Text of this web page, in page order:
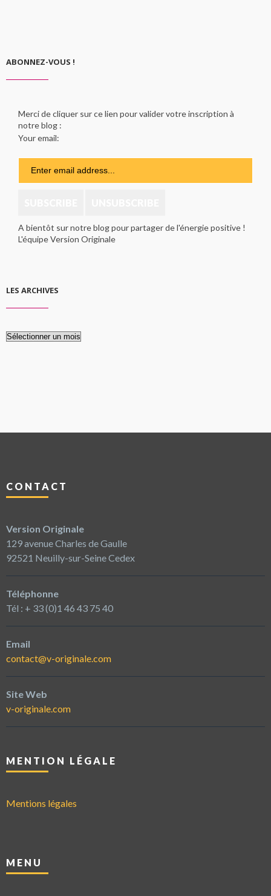
ABONNEZ-VOUS !
Merci de cliquer sur ce lien pour valider votre inscription à
notre blog :
Your email:
A bientôt sur notre blog pour partager de l'énergie positive !
L'équipe Version Originale
LES ARCHIVES
Les
CONTACT
Version Originale
129 avenue Charles de Gaulle
92521 Neuilly-sur-Seine Cedex
Téléphonne
Tél : + 33 (0)1 46 43 75 40
Email
contact@v-originale.com
Site Web
v-originale.com
MENTION LÉGALE
Mentions légales
MENU